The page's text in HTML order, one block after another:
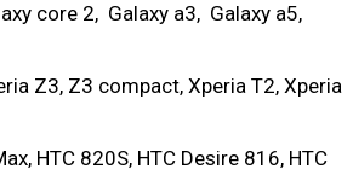
core 2, Galaxy a3, Galaxy a5,
Z3, Z3 compact, Xperia T2, Xperia
HTC 820S, HTC Desire 816, HTC